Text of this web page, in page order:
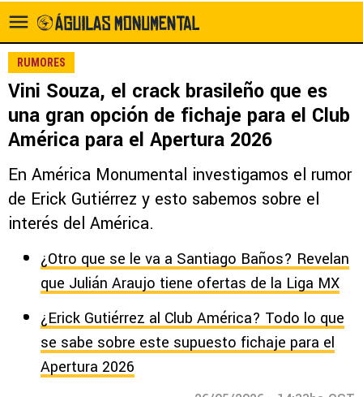
RUMORES
Vini Souza, el crack brasileño que es
una gran opción de fichaje para el Club
América para el Apertura 2026
En América Monumental investigamos el rumor
de Erick Gutiérrez y esto sabemos sobre el
interés del América.
¿Otro que se le va a Santiago Baños? Revelan
que Julián Araujo tiene ofertas de la Liga MX
¿Erick Gutiérrez al Club América? Todo lo que
se sabe sobre este supuesto fichaje para el
Apertura 2026